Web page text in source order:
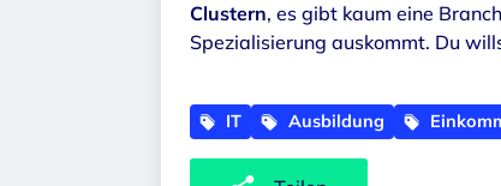
Clustern, es gibt kaum eine
Spezialisierung auskommt. Du
IT Ausbildung